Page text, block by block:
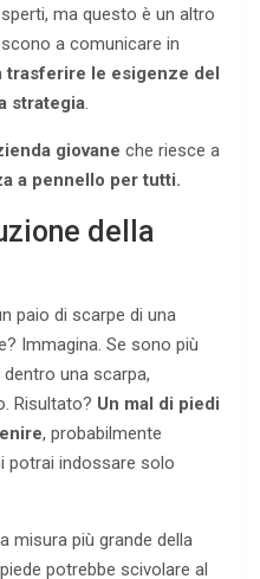
ma questo è un altro
a comunicare in
trasferire le esigenze del
strategia.
giovane che riesce a
a pennello per tutti.
della
paio di scarpe di una
Immagina. Se sono più
una scarpa,
Risultato? Un mal di piedi
, probabilmente
potrai indossare solo
misura più grande della
potrebbe scivolare al